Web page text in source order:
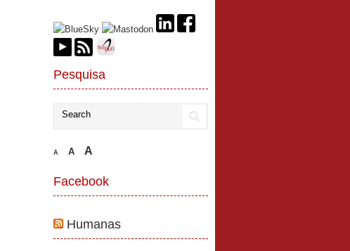
Pesquisa
A A A
Facebook
Humanas